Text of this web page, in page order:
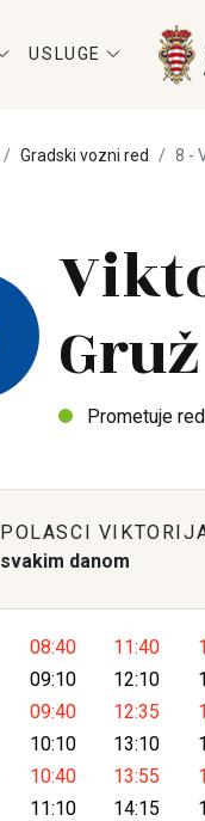
USLUGE
Gradski vozni red 8 -
Gruž
Prometuje
POLASCI
svakim danom
08:40
09:10
09:40
10:10
10:40
11:10
11:40
12:10
12:35
13:10
13:55
14:15